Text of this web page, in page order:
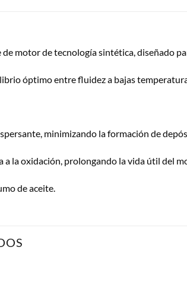
de motor de tecnología sintética, diseñado
óptimo entre fluidez a bajas
minimizando la formación de
la oxidación, prolongando la vida útil del
de aceite.